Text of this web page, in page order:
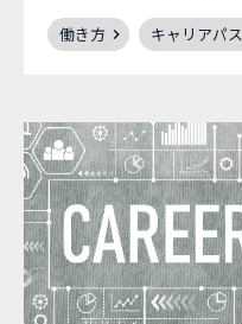
働き方 キャリアパス